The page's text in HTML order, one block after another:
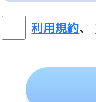
利用規約、